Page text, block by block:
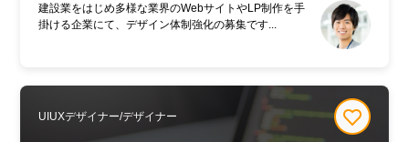
建設業をはじめ多様な業界のWebサイトやLP制作を手
掛ける企業にて、デザイン体制強化の募集です...
UIUXデザイナー/デザイナー